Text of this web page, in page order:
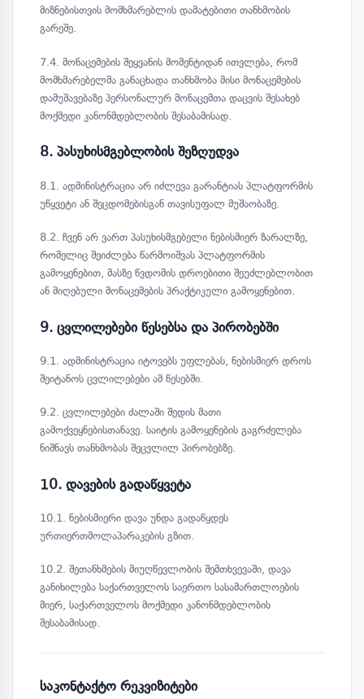
მიზნებისთვის მომხმარებლის დამატებითი თანხმობის
გარეშე.
7.4. მონაცემების შეყვანის მომენტიდან ითვლება, რომ
მომხმარებელმა განაცხადა თანხმობა მისი მონაცემების
დამუშავებაზე პერსონალურ მონაცემთა დაცვის შესახებ
მოქმედი კანონმდებლობის შესაბამისად.
8. პასუხისმგებლობის შეზღუდვა
8.1. ადმინისტრაცია არ იძლევა გარანტიას პლატფორმის
უწყვეტი ან შეცდომებისგან თავისუფალ მუშაობაზე.
8.2. ჩვენ არ ვართ პასუხისმგებელი ნებისმიერ ზარალზე,
რომელიც შეიძლება წარმოიშვას პლატფორმის
გამოყენებით, მასზე წვდომის დროებითი შეუძლებლობით
ან მიღებული მონაცემების პრაქტიკული გამოყენებით.
9. ცვლილებები წესებსა და პირობებში
9.1. ადმინისტრაცია იტოვებს უფლებას, ნებისმიერ დროს
შეიტანოს ცვლილებები ამ წესებში.
9.2. ცვლილებები ძალაში შედის მათი
გამოქვეყნებისთანავე. საიტის გამოყენების გაგრძელება
ნიშნავს თანხმობას შეცვლილ პირობებზე.
10. დავების გადაწყვეტა
10.1. ნებისმიერი დავა უნდა გადაწყდეს
ურთიერთმოლაპარაკების გზით.
10.2. შეთანხმების მიუღწევლობის შემთხვევაში, დავა
განიხილება საქართველოს საერთო სასამართლოების
მიერ, საქართველოს მოქმედი კანონმდებლობის
შესაბამისად.
საკონტაქტო რეკვიზიტები